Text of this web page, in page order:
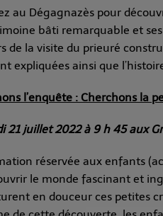
au Dégagnazès pour
bâti remarquable et
de la visite du prieuré
expliquées ainsi que
l’enquête : Cherchons la
21 juillet 2022 à 9 h 45 aux
réservée aux enfants
le monde fascinant et
en douceur ces petites